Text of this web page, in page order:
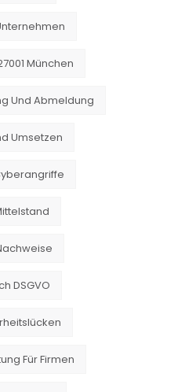
München
Und Abmeldung
Umsetzen
DSGVO
Für Firmen